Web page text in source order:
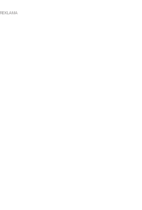
REKLAMA